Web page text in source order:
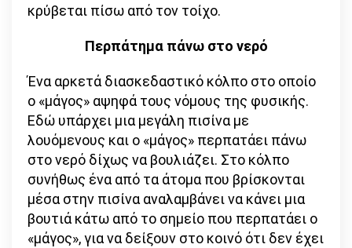
κρύβεται πίσω από τον τοίχο.
Περπάτημα πάνω στο νερό
Ένα αρκετά διασκεδαστικό κόλπο στο οποίο
ο «μάγος» αψηφά τους νόμους της φυσικής.
Εδώ υπάρχει μια μεγάλη πισίνα με
λουόμενους και ο «μάγος» περπατάει πάνω
στο νερό δίχως να βουλιάζει. Στο κόλπο
συνήθως ένα από τα άτομα που βρίσκονται
μέσα στην πισίνα αναλαμβάνει να κάνει μια
βουτιά κάτω από το σημείο που περπατάει ο
«μάγος», για να δείξουν στο κοινό ότι δεν έχει